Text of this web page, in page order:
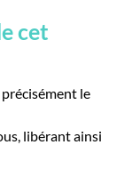
cet
le
libérant ainsi